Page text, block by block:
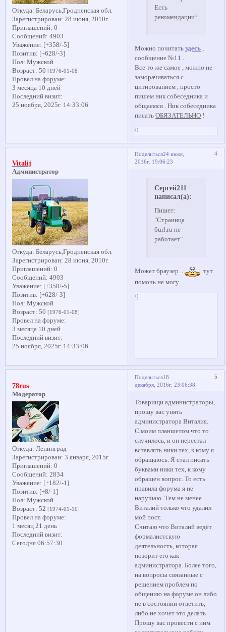
Откуда: Беларусь,Гродненская обл.
Зарегистрирован: 28 июня, 2010г.
Приглашений: 0
Сообщений: 4903
Уважение: [+358/-5]
Позитив: [+628/-3]
Пол: Мужской
Возраст: 50 [1976-01-08]
Провел на форуме:
3 месяца 10 дней
Последний визит:
25 ноября, 2025г. 14:33:06
Есть
рекомендации?
Можно почитатьздесь ,
сообщение №11 .
Все то же самое , можно не
заморачиваться с
цитированием , просто
пишем ник собеседника и
общаемся . Ник собеседника
писатьОБЯЗАТЕЛЬНО !
0
Поделиться 4
24 июля,
2016г. 19:06:23
Vitalij
Администратор
Откуда: Беларусь,Гродненская обл.
Зарегистрирован: 28 июня, 2010г.
Приглашений: 0
Сообщений: 4903
Уважение: [+358/-5]
Позитив: [+628/-3]
Пол: Мужской
Возраст: 50 [1976-01-08]
Провел на форуме:
3 месяца 10 дней
Последний визит:
25 ноября, 2025г. 14:33:06
Сергей211
написал(а):
Пишет:
"Страница
6url.ru не
работает"
Может браузер ..
тут
помочь не могу .
0
Поделиться 5
18
декабря, 2016г. 23:06:38
78rus
Модератор
Откуда: Ленинград
Зарегистрирован: 3 января, 2015г.
Приглашений: 0
Сообщений: 2834
Уважение: [+182/-1]
Позитив: [+8/-1]
Пол: Мужской
Возраст: 52 [1974-01-10]
Провел на форуме:
1 месяц 21 день
Последний визит:
Сегодня 06:57:30
Товарищи администраторы,
прошу вас унять
администратора Виталия.
С моим планшетом что то
случилось, и он перестал
вставлять ники тех, к кому я
обращаюсь. Я стал писать
буквами ники тех, к кому
обращен вопрос. То есть
правила форума я не
нарушаю. Тем не менее
Виталий только что удалил
мой пост.
Считаю что Виталий ведёт
формалистскую
деятельность, которая
позорит его как
администратора. Более того,
на вопросы связанные с
решением проблем по
общению на форуме он либо
не в состоянии ответить,
либо не хочет это делать.
Прошу вас провести с ним